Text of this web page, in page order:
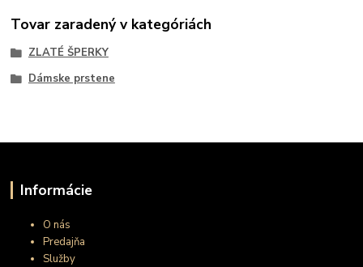
Tovar zaradený v kategóriách
ZLATÉ ŠPERKY
Dámske prstene
Informácie
O nás
Predajňa
Služby